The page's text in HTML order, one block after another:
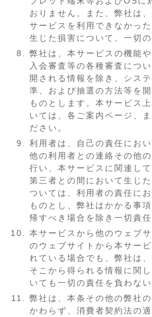
おりません。また、弊社は
サービスを利用できなかっ
生じた損害について、一切
弊社は、本サービスの機能
入会審査等の各種審査につ
開される情報を除き、シス
準、および抽選の方法等を
ものとします。本サービス
いては、各ご案内ページ、
ださい。
利用者は、自己の責任にお
他の利用者との連絡その他
行い、本サービスに関連し
第三者との間において生じ
ついては、利用者の責任に
ものとし、弊社はかかる事
帰すべき場合を除き一切責
本サービスから他のウェブ
のウェブサイトから本サー
れている場合でも、弊社は
そこから得られる情報に関
いても一切の責任を負わな
弊社は、本条その他の弊社
かわらず、消費者契約法の